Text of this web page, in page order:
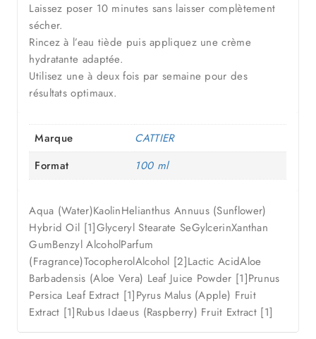
Laissez poser 10 minutes sans laisser complètement
sécher.
Rincez à l’eau tiède puis appliquez une crème
hydratante adaptée.
Utilisez une à deux fois par semaine pour des
résultats optimaux.
Marque
CATTIER
Format
100 ml
Aqua (Water)KaolinHelianthus Annuus (Sunflower)
Hybrid Oil [1]Glyceryl Stearate SeGylcerinXanthan
GumBenzyl AlcoholParfum
(Fragrance)TocopherolAlcohol [2]Lactic AcidAloe
Barbadensis (Aloe Vera) Leaf Juice Powder [1]Prunus
Persica Leaf Extract [1]Pyrus Malus (Apple) Fruit
Extract [1]Rubus Idaeus (Raspberry) Fruit Extract [1]